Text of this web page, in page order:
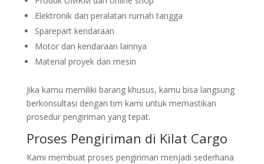
Elektronik dan peralatan rumah tangga
Sparepart kendaraan
Motor dan kendaraan lainnya
Material proyek dan mesin
Jika kamu memiliki barang khusus, kamu bisa langsung
berkonsultasi dengan tim kami untuk memastikan
prosedur pengiriman yang tepat.
Proses Pengiriman di Kilat Cargo
Kami membuat proses pengiriman menjadi sederhana